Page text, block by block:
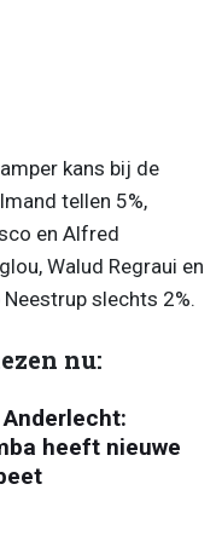
kans bij de
tellen 5%,
en Alfred
Walud Regraui en
slechts 2%.
nu:
Anderlecht:
heeft nieuwe